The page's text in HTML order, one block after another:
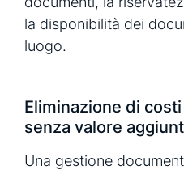
la disponibilità dei
luogo.
Eliminazione di
senza valore
Una gestione